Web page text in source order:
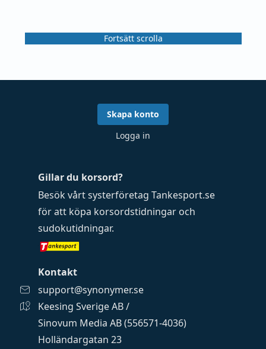
Fortsätt scrolla
Gillar du korsord?
Besök vårt systerföretag Tankesport.se
för att köpa korsordstidningar och
sudokutidningar.
Kontakt
support@synonymer.se
Keesing Sverige AB /
Sinovum Media AB (556571-4036)
Holländargatan 23
Skapa konto
Logga in